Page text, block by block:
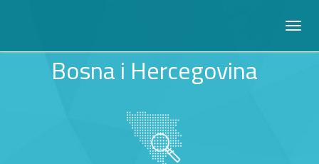
Bosna i Hercegovina